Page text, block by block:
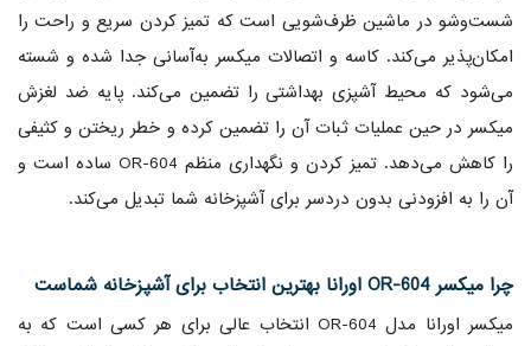
شست‌وشو در ماشین ظرف‌شویی است که تمیز کردن سریع و راحت را
امکان‌پذیر می‌کند. کاسه و اتصالات میکسر به‌آسانی جدا شده و شسته
می‌شود که محیط آشپزی بهداشتی را تضمین می‌کند. پایه ضد لغزش
میکسر در حین عملیات ثبات آن را تضمین کرده و خطر ریختن و کثیفی
را کاهش می‌دهد. تمیز کردن و نگهداری منظم OR-604 ساده است و
آن را به افزودنی بدون دردسر برای آشپزخانه شما تبدیل می‌کند.
چرا میکسر OR-604 اورانا بهترین انتخاب برای آشپزخانه شماست
میکسر اورانا مدل OR-604 انتخاب عالی برای هر کسی است که به